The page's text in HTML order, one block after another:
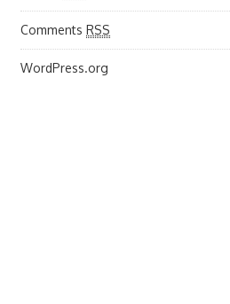
Comments RSS
WordPress.org